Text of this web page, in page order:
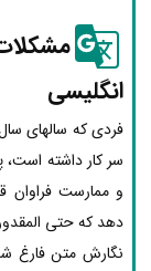
انگلیسی
فردی که سال­های
سر کار داشته
و ممارست فراوان
دهد که حتی
نگارش متن فارغ